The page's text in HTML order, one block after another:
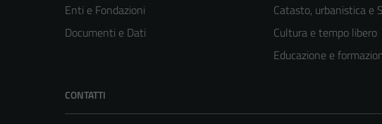
Enti e Fondazioni
Documenti e Dati
Catasto, urbanistica e
Cultura e tempo libero
Educazione e
CONTATTI